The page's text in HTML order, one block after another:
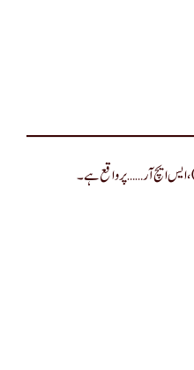
ایچ آر …… پر واقع ہے۔